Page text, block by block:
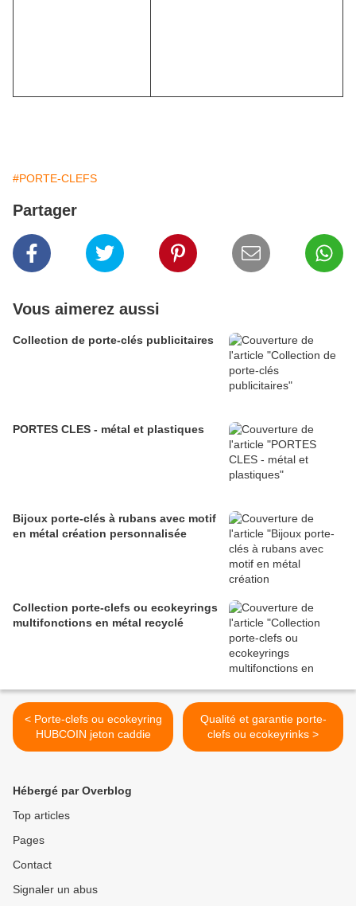
#PORTE-CLEFS
Partager
Vous aimerez aussi
Collection de porte-clés publicitaires
PORTES CLES - métal et plastiques
Bijoux porte-clés à rubans avec motif
en métal création personnalisée
Collection porte-clefs ou ecokeyrings
multifonctions en métal recyclé
< Porte-clefs ou ecokeyring
HUBCOIN jeton caddie
Qualité et garantie porte-
clefs ou ecokeyrinks >
Hébergé par Overblog
Top articles
Pages
Contact
Signaler un abus